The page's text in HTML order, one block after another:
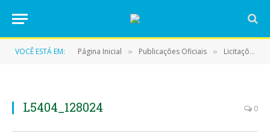
VOCÊ ESTÁ EM: Página Inicial » Publicações Oficiais » Licitações
L5404_128024 0